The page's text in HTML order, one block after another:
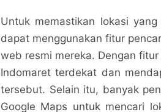
Untuk memastikan lokasi
dapat menggunakan fitur
web resmi mereka. Dengan
Indomaret terdekat dan
tersebut. Selain itu, banyak
Google Maps untuk mencari